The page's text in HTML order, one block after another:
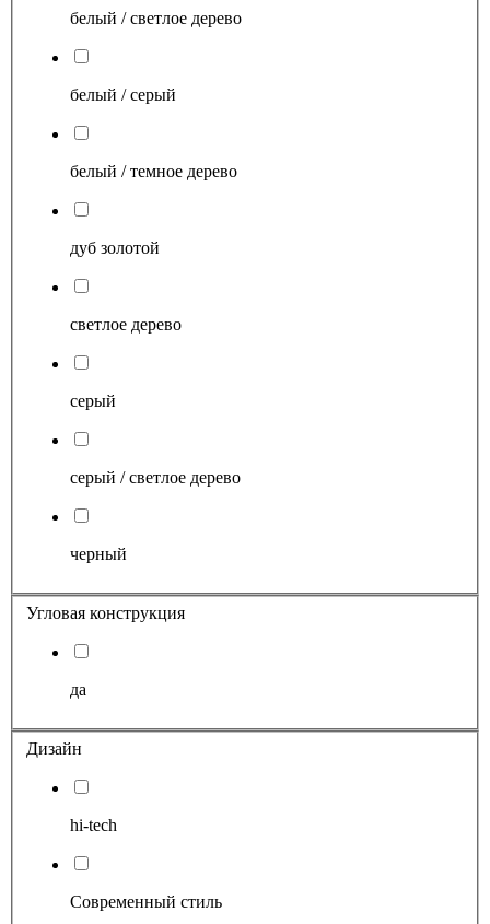
белый / светлое дерево
белый / серый
белый / темное дерево
дуб золотой
светлое дерево
серый
серый / светлое дерево
черный
Угловая конструкция
да
Дизайн
hi-tech
Современный стиль